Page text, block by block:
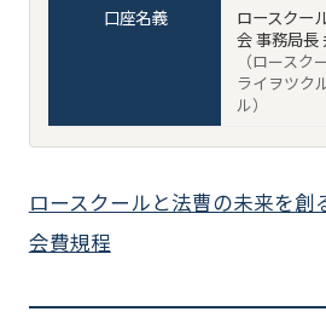
口座名義
ロースクー
会 事務局長
（ロースク
ライヲツク
ル）
ロースクールと法曹の未来を創
会費規程